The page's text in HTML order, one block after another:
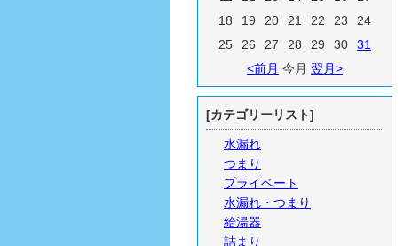
18
19 20 21 22 23
24
25
26 27 28 29 30
31
<前月 今月 翌月>
[カテゴリーリスト]
水漏れ
つまり
プライベート
水漏れ・つまり
給湯器
詰まり